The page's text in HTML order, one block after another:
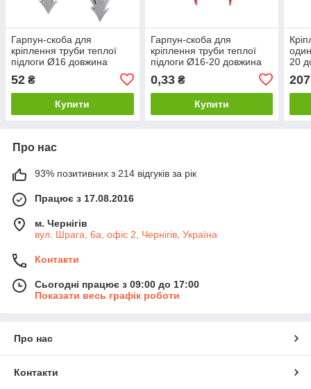
Гарпун-скоба для
кріплення труби теплої
підлоги Ø16 довжина
52 ₴
Купити
Гарпун-скоба для
кріплення труби теплої
підлоги Ø16-20 довжина
0,33₴
Купити
20
207
Про нас
93% позитивних з 214 відгуків за рік
Працює з 17.08.2016
м. Чернігів
вул. Шрага, 6а, офіс 2, Чернігів, Україна
Контакти
Сьогодні працює з 09:00 до 17:00
Показати весь графік роботи
Про нас
Контакти